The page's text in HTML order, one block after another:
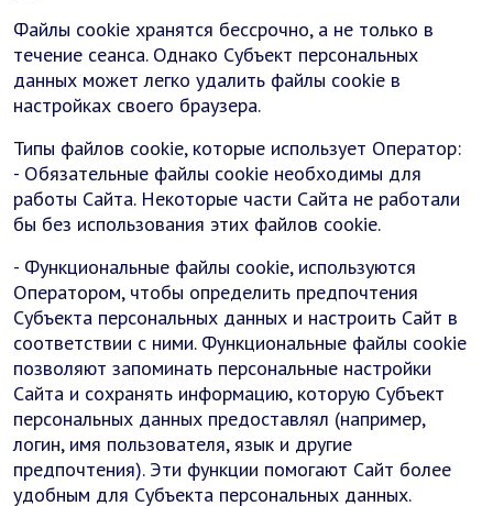
Файлы cookie хранятся бессрочно, а не только в
течение сеанса. Однако Субъект персональных
данных может легко удалить файлы cookie в
настройках своего браузера.
Типы файлов cookie, которые использует Оператор:
- Обязательные файлы cookie необходимы для
работы Сайта. Некоторые части Сайта не работали
бы без использования этих файлов cookie.
- Функциональные файлы cookie, используются
Оператором, чтобы определить предпочтения
Субъекта персональных данных и настроить Сайт в
соответствии с ними. Функциональные файлы cookie
позволяют запоминать персональные настройки
Сайта и сохранять информацию, которую Субъект
персональных данных предоставлял (например,
логин, имя пользователя, язык и другие
предпочтения). Эти функции помогают Сайт более
удобным для Субъекта персональных данных.